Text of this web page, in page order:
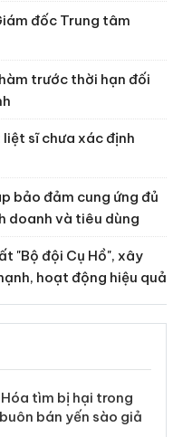
đốc Trung tâm
trước thời hạn đối
liệt sĩ chưa xác định
bảo đảm cung ứng đủ
doanh và tiêu dùng
"Bộ đội Cụ Hồ", xây
hoạt động hiệu quả
vụ vi phạm thương
7